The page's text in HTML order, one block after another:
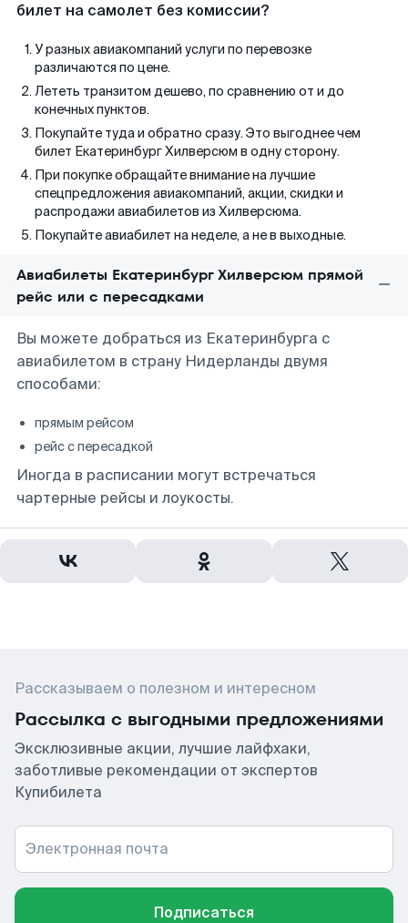
билет на самолет без комиссии?
У разных авиакомпаний услуги по перевозке
различаются по цене.
Лететь транзитом дешево, по сравнению от и до
конечных пунктов.
Покупайте туда и обратно сразу. Это выгоднее чем
билет Екатеринбург Хилверсюм в одну сторону.
При покупке обращайте внимание на лучшие
спецпредложения авиакомпаний, акции, скидки и
распродажи авиабилетов из Хилверсюма.
Покупайте авиабилет на неделе, а не в выходные.
Авиабилеты Екатеринбург Хилверсюм прямой
рейс или с пересадками
Вы можете добраться из Екатеринбурга с
авиабилетом в страну Нидерланды двумя
способами:
прямым рейсом
рейс с пересадкой
Иногда в расписании могут встречаться
чартерные рейсы и лоукосты.
Рассказываем о полезном и интересном
Рассылка с выгодными предложениями
Эксклюзивные акции, лучшие лайфхаки,
заботливые рекомендации от экспертов
Купибилета
Электронная почта
Подписаться